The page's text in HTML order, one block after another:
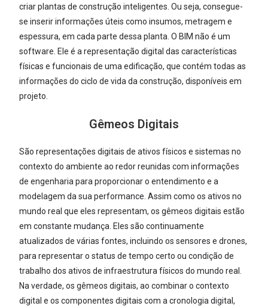
criar plantas de construção inteligentes. Ou seja, consegue-
se inserir informações úteis como insumos, metragem e
espessura, em cada parte dessa planta. O BIM não é um
software. Ele é a representação digital das características
físicas e funcionais de uma edificação, que contém todas as
informações do ciclo de vida da construção, disponíveis em
projeto.
Gêmeos Digitais
São representações digitais de ativos físicos e sistemas no
contexto do ambiente ao redor reunidas com informações
de engenharia para proporcionar o entendimento e a
modelagem da sua performance. Assim como os ativos no
mundo real que eles representam, os gêmeos digitais estão
em constante mudança. Eles são continuamente
atualizados de várias fontes, incluindo os sensores e drones,
para representar o status de tempo certo ou condição de
trabalho dos ativos de infraestrutura físicos do mundo real.
Na verdade, os gêmeos digitais, ao combinar o contexto
digital e os componentes digitais com a cronologia digital,